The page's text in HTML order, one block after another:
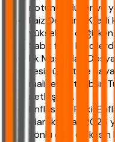
notunuz düşer ve
Faiz Değişimi: Kredi
yükselirse
Sabit faizli
Ek Masraflar:
tesis ücreti ve
maliyeti artırabilir.
netleştirin.
Enflasyon Riski:
olarak artar. 2026
yönlü olsa da